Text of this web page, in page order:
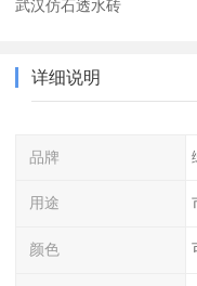
武汉仿石透水砖
详细说明
品牌
用途
颜色